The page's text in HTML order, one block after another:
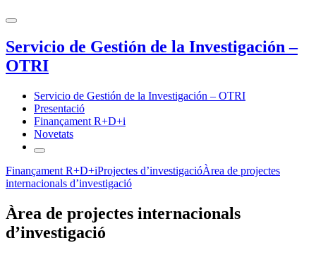
Servicio de Gestión de la Investigación –
OTRI
Servicio de Gestión de la Investigación – OTRI
Presentació
Finançament R+D+i
Novetats
Finançament R+D+iProjectes d’investigacióÀrea de projectes
internacionals d’investigació
Àrea de projectes internacionals
d’investigació